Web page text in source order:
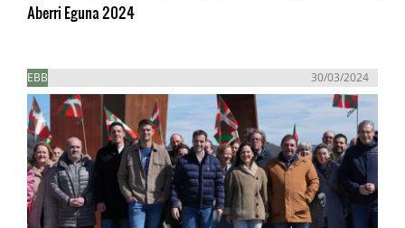
Aberri Eguna 2024
EBB 30/03/2024